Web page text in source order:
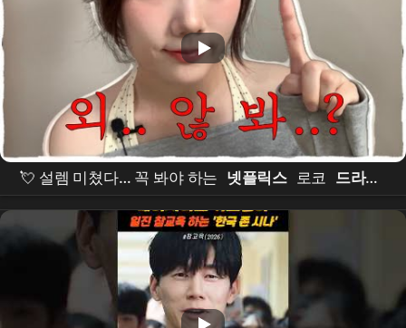
💘 설렘 미쳤다… 꼭 봐야 하는 넷플릭스 로코
드라마
추천